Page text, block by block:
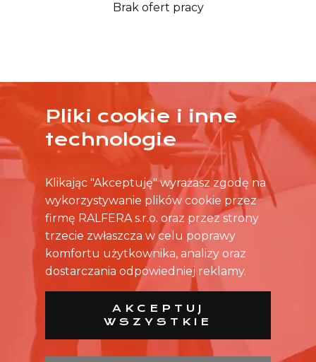
Brak ofert pracy
ŻADNA OFERTA CIĘ NIE ZAINTERESOWAŁA?
SKONTAKTUJ SIĘ BEZPOŚREDNIO ZE SKLEPEM.
Pliki cookie i inne
technologie
Klikając "Akceptuję" wyrażasz zgodę na
wykorzystywanie plików cookie przez
firmę RALFERA s.r.o. oraz przez strony
trzecie zwłaszcza w celu poprawy
komfortu użytkownika, analizy oraz
dostarczania odpowiedniej reklamy.
AKCEPTUJ
WSZYSTKIE